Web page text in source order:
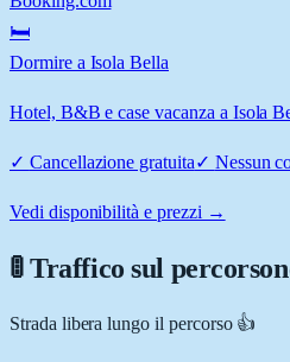
🛏️
Dormire a Isola Bella
Hotel, B&B e case vacanza a Isola
✓ Cancellazione gratuita✓ Nessun
Vedi disponibilità e prezzi →
🚦 Traffico sul percorso
Strada libera lungo il percorso 👍